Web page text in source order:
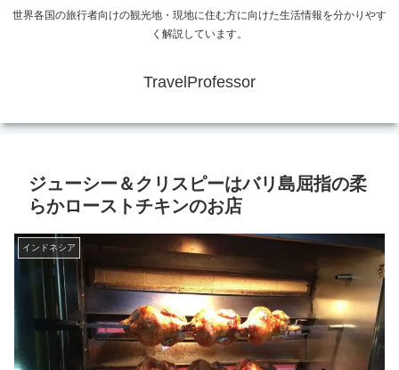
世界各国の旅行者向けの観光地・現地に住む方に向けた生活情報を分かりやす
く解説しています。
TravelProfessor
ジューシー＆クリスピーはバリ島屈指の柔
らかローストチキンのお店
インドネシア